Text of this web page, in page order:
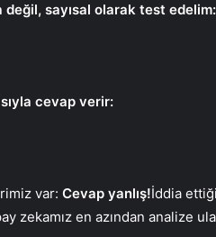
sayısal olarak test edelim:
cevap verir:
var: Cevap yanlış!İddia
zekamız en azından analize